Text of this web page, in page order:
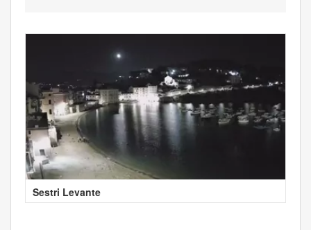
Sestri Levante